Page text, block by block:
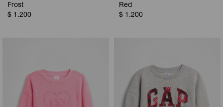
Frost
$ 1.200
Red
$ 1.200